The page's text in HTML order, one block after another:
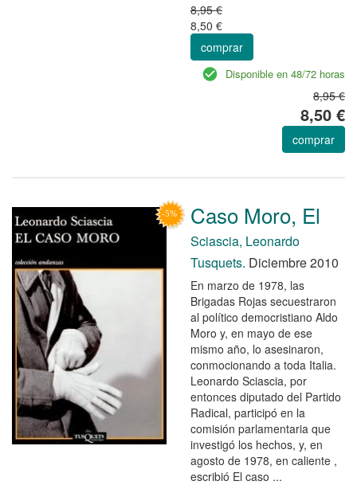
8,95 €
8,50 €
comprar
Disponible en 48/72 horas
8,95 €
8,50 €
comprar
Caso Moro, El
Sciascia, Leonardo
Tusquets. Diciembre 2010
En marzo de 1978, las
Brigadas Rojas secuestraron
al político democristiano Aldo
Moro y, en mayo de ese
mismo año, lo asesinaron,
conmocionando a toda Italia.
Leonardo Sciascia, por
entonces diputado del Partido
Radical, participó en la
comisión parlamentaria que
investigó los hechos, y, en
agosto de 1978, en caliente ,
escribió El caso ...